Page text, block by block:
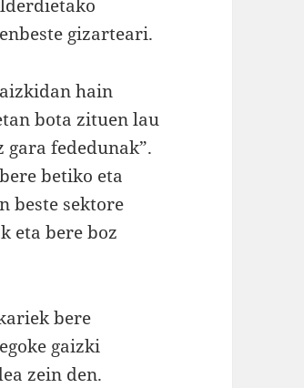
gizarteari.
hain
bota zituen lau
fededunak”.
betiko eta
beste sektore
eta bere boz
bere
gaizki
zein den.